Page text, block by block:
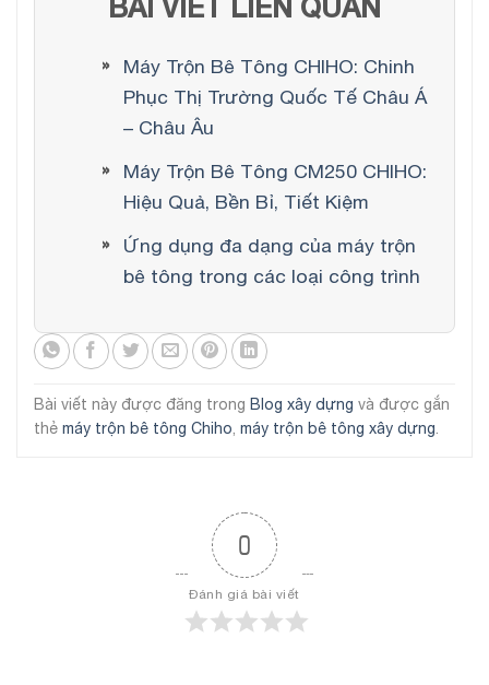
BÀI VIẾT LIÊN QUAN
Máy Trộn Bê Tông CHIHO: Chinh
Phục Thị Trường Quốc Tế Châu Á
– Châu Âu
Máy Trộn Bê Tông CM250 CHIHO:
Hiệu Quả, Bền Bỉ, Tiết Kiệm
Ứng dụng đa dạng của máy trộn
bê tông trong các loại công trình
Bài viết này được đăng trong Blog xây dựng và được gắn
thẻ máy trộn bê tông Chiho, máy trộn bê tông xây dựng.
0
Đánh giá bài viết